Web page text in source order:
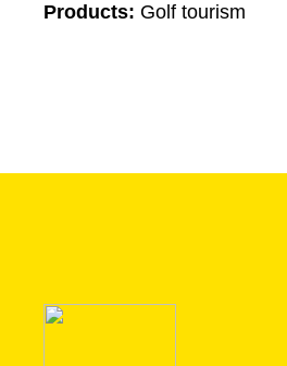
Products: Golf tourism